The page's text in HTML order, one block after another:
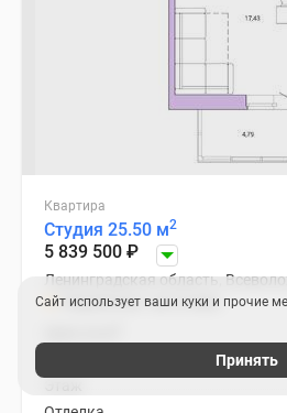
Квартира
Студия 25.50 м2
5 839 500 ₽
Ленинградская область,
Ладожская
22 мин.
Сайт использует ваши куки и прочие
Принять